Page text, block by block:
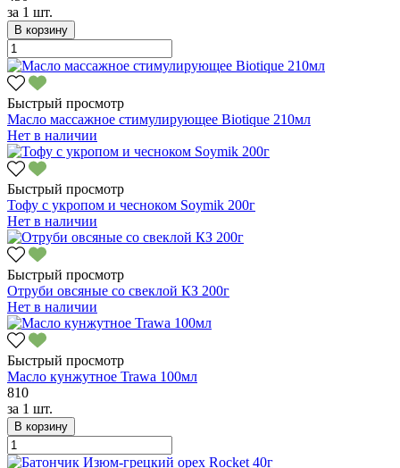
за 1 шт.
В корзину
Быстрый просмотр
Масло массажное стимулирующее Biotique 210мл
Нет в наличии
Быстрый просмотр
Тофу с укропом и чесноком Soymik 200г
Нет в наличии
Быстрый просмотр
Отруби овсяные со свеклой КЗ 200г
Нет в наличии
Быстрый просмотр
Масло кунжутное Trawa 100мл
810
за 1 шт.
В корзину